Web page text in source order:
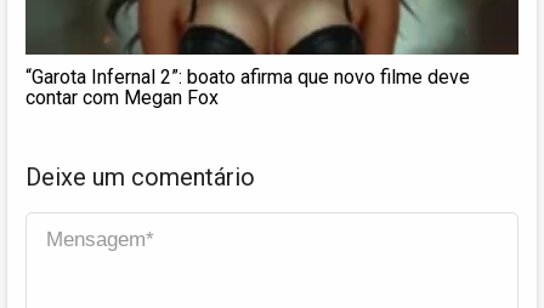
“Garota Infernal 2”: boato afirma que novo filme deve
contar com Megan Fox
Deixe um comentário